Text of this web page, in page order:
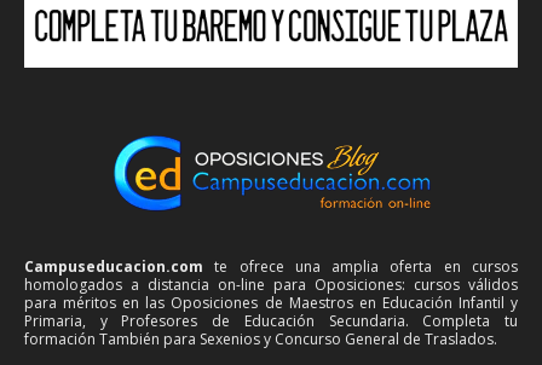
Campuseducacion.com te ofrece una amplia oferta en cursos
homologados a distancia on-line para Oposiciones: cursos válidos
para méritos en las Oposiciones de Maestros en Educación Infantil y
Primaria, y Profesores de Educación Secundaria. Completa tu
formación También para Sexenios y Concurso General de Traslados.